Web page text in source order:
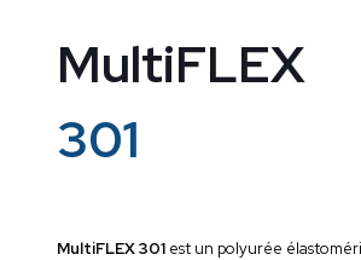
MultiFLEX
301
MultiFLEX 301est un polyurée